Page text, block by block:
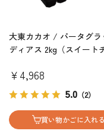
大東カカオ / パータグラ
ディアス 2kg（スイート
￥4,968
5.0 （2）
買い物かごに入れる